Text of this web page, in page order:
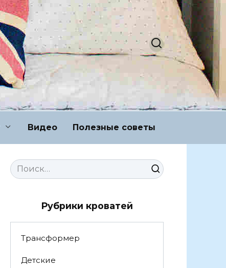
Видео Полезные советы
Search
for:
Рубрики кроватей
Трансформер
Детские